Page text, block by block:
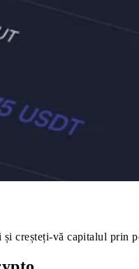
creșteți-vă capitalul prin